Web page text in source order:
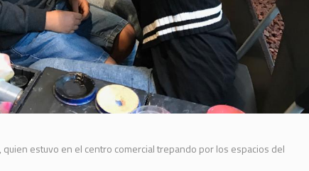
estuvo en el centro comercial trepando por los espacios del